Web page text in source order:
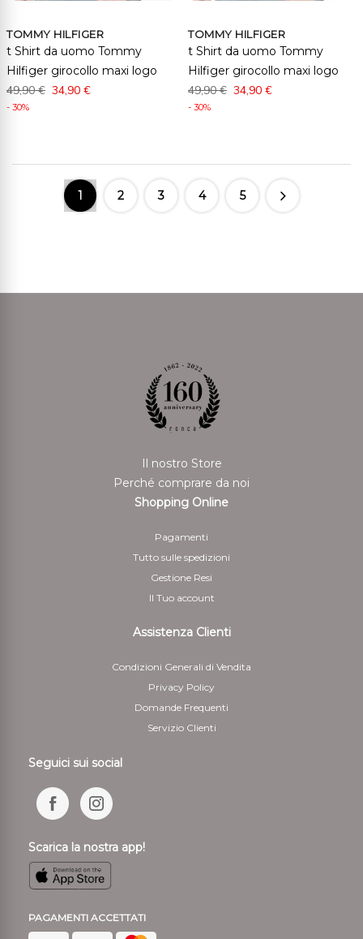
TOMMY HILFIGER
t Shirt da uomo Tommy
Hilfiger girocollo maxi logo
49,90 € 34,90 €
- 30%
TOMMY HILFIGER
t Shirt da uomo Tommy
Hilfiger girocollo maxi logo
49,90 € 34,90 €
- 30%
1 2 3 4 5
Il nostro Store
Perché comprare da noi
Shopping Online
Pagamenti
Tutto sulle spedizioni
Gestione Resi
Il Tuo account
Assistenza Clienti
Condizioni Generali di Vendita
Privacy Policy
Domande Frequenti
Servizio Clienti
Seguici sui social
Scarica la nostra app!
PAGAMENTI ACCETTATI